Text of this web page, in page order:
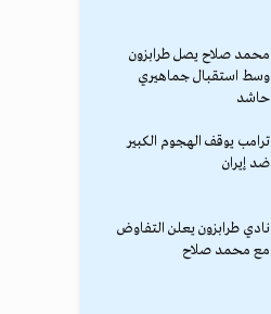
محمد صلاح يصل طرابزون
وسط استقبال جماهيري
حاشد
ترامب يوقف الهجوم الكبير
ضد إيران
نادي طرابزون يعلن التفاوض
مع محمد صلاح